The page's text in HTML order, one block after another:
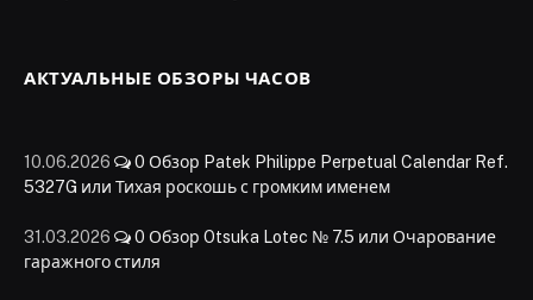
АКТУАЛЬНЫЕ ОБЗОРЫ ЧАСОВ
10.06.2026 0 Обзор Patek Philippe Perpetual Calendar Ref.
5327G или Тихая роскошь с громким именем
31.03.2026 0 Обзор Otsuka Lotec № 7.5 или Очарование
гаражного стиля